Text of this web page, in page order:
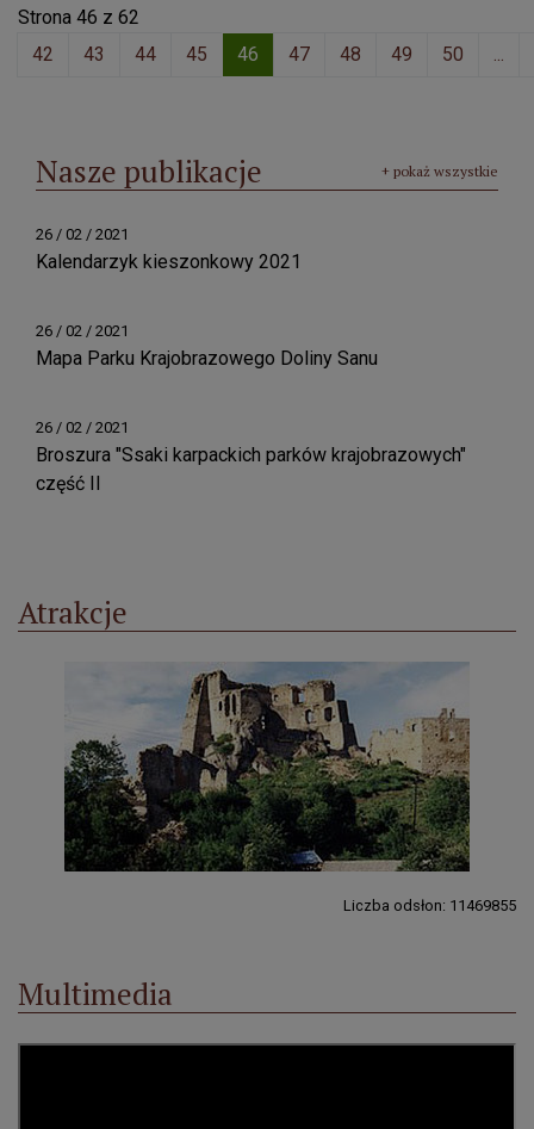
Strona 46 z 62
42
43 44 45 46 47 48 49 50 ...
Nasze publikacje + pokaż wszystkie
26 / 02 / 2021
Kalendarzyk kieszonkowy 2021
26 / 02 / 2021
Mapa Parku Krajobrazowego Doliny Sanu
26 / 02 / 2021
Broszura "Ssaki karpackich parków krajobrazowych"
część II
Atrakcje
Liczba odsłon: 11469855
Multimedia